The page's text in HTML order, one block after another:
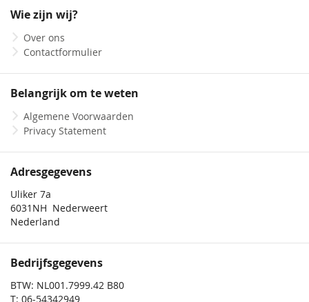
nieuwsbrief
Wie zijn wij?
Over ons
Contactformulier
Belangrijk om te weten
Algemene Voorwaarden
Privacy Statement
Adresgegevens
Uliker 7a
6031NH Nederweert
Nederland
Bedrijfsgegevens
BTW: NL001.7999.42 B80
T: 06-54342949